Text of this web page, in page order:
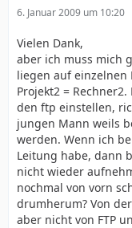
6. Januar 2009 um 10:20
Vielen Dank,
aber ich muss mich
liegen auf einzelnen
Projekt2 =
den ftp einstellen,
jungen Mann weils
werden. Wenn ich
Leitung habe, dann
nicht wieder
nochmal von vorn
drumherum? Von
aber nicht von FTP